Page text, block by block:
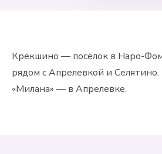
Крёкшино — посёлок в Наро-
рядом с Апрелевкой и
«Милана» — в Апрелевке.